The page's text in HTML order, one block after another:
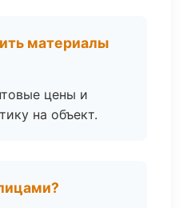
материалы
цены и
на объект.